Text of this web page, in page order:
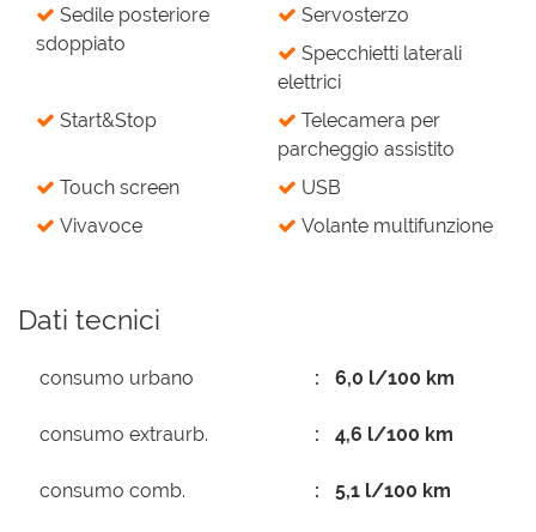
Sedile posteriore
sdoppiato
Servosterzo
Specchietti laterali
elettrici
Start&Stop
Telecamera per
parcheggio assistito
Touch screen
USB
Vivavoce
Volante multifunzione
Dati tecnici
consumo urbano 6,0 l/100 km
consumo extraurb. 4,6 l/100 km
consumo comb. 5,1 l/100 km